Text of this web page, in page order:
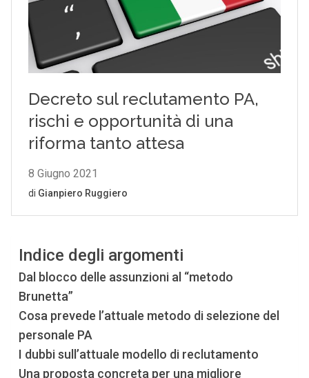
Indice degli argomenti
Dal blocco delle assunzioni al “metodo
Brunetta”
Cosa prevede l’attuale metodo di selezione del
personale PA
I dubbi sull’attuale modello di reclutamento
Una proposta concreta per una migliore